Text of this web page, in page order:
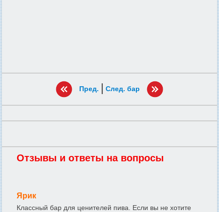
Пред. | След. бар
Отзывы и ответы на вопросы
Ярик
Классный бар для ценителей пива. Если вы не хотите